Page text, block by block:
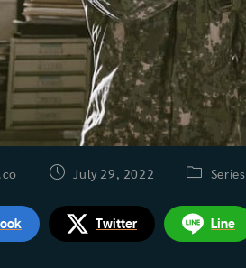
Post July 29, 2022
PostSeries
Twitter Line